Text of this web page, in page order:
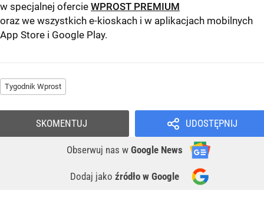
w specjalnej ofercie WPROST PREMIUM
oraz we wszystkich e-kioskach i w aplikacjach mobilnych
App Store i Google Play.
Tygodnik Wprost
UDOSTĘPNIJ
Obserwuj nas w Google News
Dodaj jako źródło w Google
SKOMENTUJ